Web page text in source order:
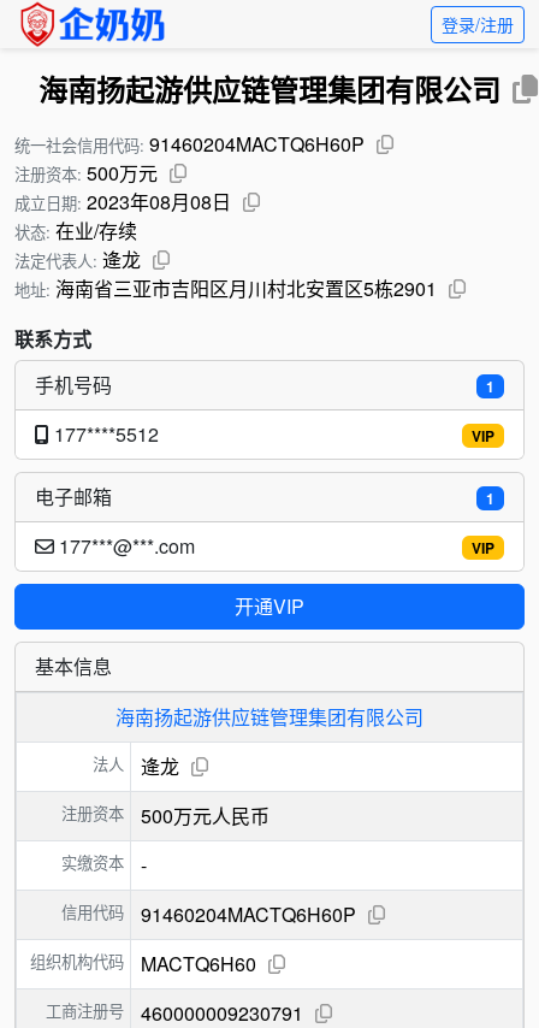
登录/注册
海南扬起游供应链管理集团有限公司
统一社会信用代码: 91460204MACTQ6H60P
注册资本: 500万元
成立日期: 2023年08月08日
状态: 在业/存续
法定代表人: 逄龙
地址: 海南省三亚市吉阳区月川村北安置区5栋2901
联系方式
1
手机号码
VIP
177****5512
1
电子邮箱
VIP
177***@***.com
开通VIP
基本信息
海南扬起游供应链管理集团有限公司
法人 逄龙
注册资本 500万元人民币
实缴资本 -
信用代码 91460204MACTQ6H60P
组织机构代码 MACTQ6H60
工商注册号 460000009230791